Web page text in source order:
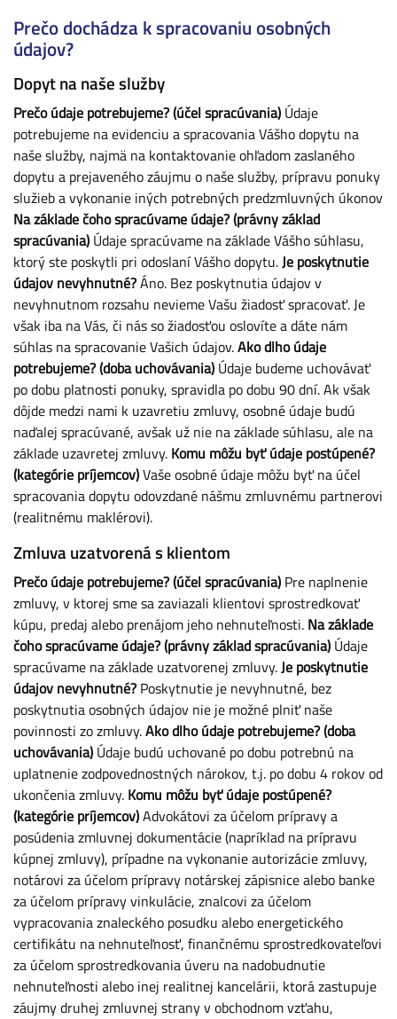
Prečo dochádza k spracovaniu osobných
údajov?
Dopyt na naše služby
Prečo údaje potrebujeme? (účel spracúvania) Údaje
potrebujeme na evidenciu a spracovania Vášho dopytu na
naše služby, najmä na kontaktovanie ohľadom zaslaného
dopytu a prejaveného záujmu o naše služby, prípravu ponuky
služieb a vykonanie iných potrebných predzmluvných úkonov
Na základe čoho spracúvame údaje? (právny základ
spracúvania) Údaje spracúvame na základe Vášho súhlasu,
ktorý ste poskytli pri odoslaní Vášho dopytu.Je poskytnutie
údajov nevyhnutné?Áno. Bez poskytnutia údajov v
nevyhnutnom rozsahu nevieme Vašu žiadosť spracovať. Je
však iba na Vás, či nás so žiadosťou oslovíte a dáte nám
súhlas na spracovanie Vašich údajov.Ako dlho údaje
potrebujeme? (doba uchovávania) Údaje budeme uchovávať
po dobu platnosti ponuky, spravidla po dobu 90 dní. Ak však
dôjde medzi nami k uzavretiu zmluvy, osobné údaje budú
naďalej spracúvané, avšak už nie na základe súhlasu, ale na
základe uzavretej zmluvy. Komu môžu byť údaje postúpené?
(kategórie príjemcov)Vaše osobné údaje môžu byť na účel
spracovania dopytu odovzdané nášmu zmluvnému partnerovi
(realitnému maklérovi).
Zmluva uzatvorená s klientom
Prečo údaje potrebujeme? (účel spracúvania) Pre naplnenie
zmluvy, v ktorej sme sa zaviazali klientovi sprostredkovať
kúpu, predaj alebo prenájom jeho nehnuteľnosti. Na základe
čoho spracúvame údaje? (právny základ spracúvania) Údaje
spracúvame na základe uzatvorenej zmluvy.Je poskytnutie
údajov nevyhnutné?Poskytnutie je nevyhnutné, bez
poskytnutia osobných údajov nie je možné plniť naše
povinnosti zo zmluvy.Ako dlho údaje potrebujeme? (doba
uchovávania) Údaje budú uchované po dobu potrebnú na
uplatnenie zodpovednostných nárokov, t.j. po dobu 4 rokov od
ukončenia zmluvy. Komu môžu byť údaje postúpené?
(kategórie príjemcov)Advokátovi za účelom prípravy a
posúdenia zmluvnej dokumentácie (napríklad na prípravu
kúpnej zmluvy), prípadne na vykonanie autorizácie zmluvy,
notárovi za účelom prípravy notárskej zápisnice alebo banke
za účelom prípravy vinkulácie, znalcovi za účelom
vypracovania znaleckého posudku alebo energetického
certifikátu na nehnuteľnosť, finančnému sprostredkovateľovi
za účelom sprostredkovania úveru na nadobudnutie
nehnuteľnosti alebo inej realitnej kancelárii, ktorá zastupuje
záujmy druhej zmluvnej strany v obchodnom vzťahu,